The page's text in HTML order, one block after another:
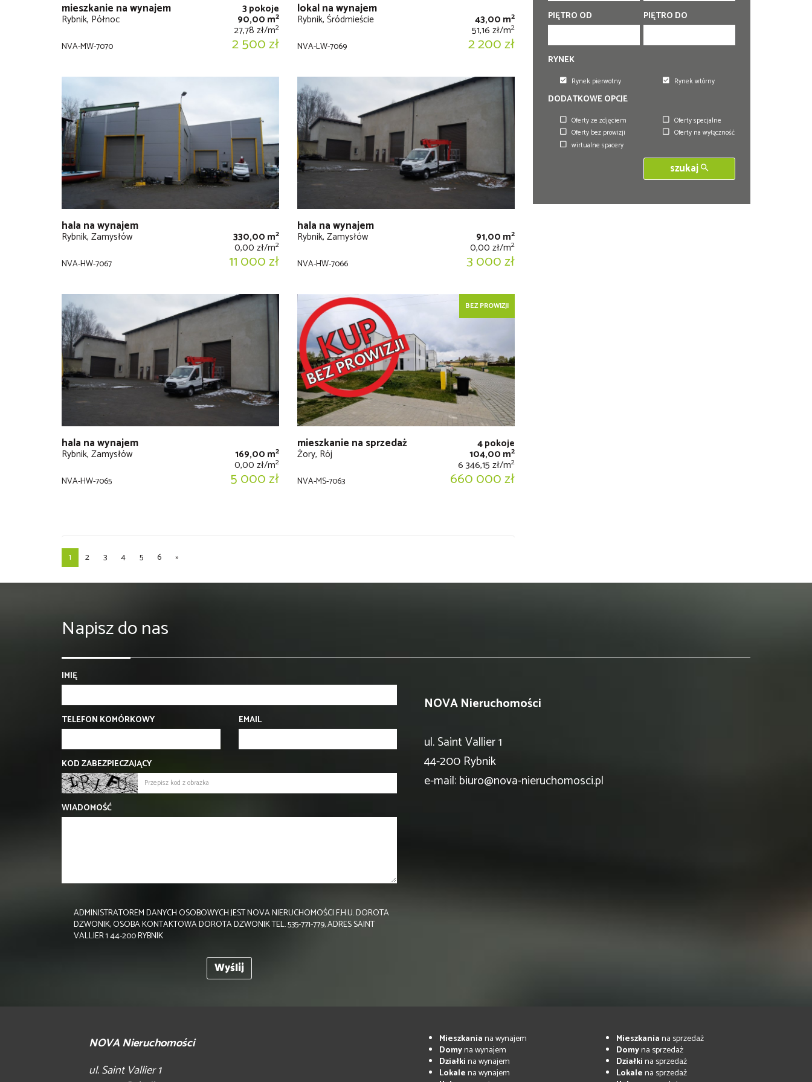
mieszkanie na wynajem
Rybnik, Północ
3 pokoje
90,00 m2
27,78 zł/m2
NVA-MW-7070 2 500 zł
lokal na wynajem
Rybnik, Śródmieście 43,00 m2
51,16 zł/m2
NVA-LW-7069 2 200 zł
hala na wynajem
Rybnik, Zamysłów 330,00 m2
0,00 zł/m2
NVA-HW-7067 11 000 zł
hala na wynajem
Rybnik, Zamysłów 91,00 m2
0,00 zł/m2
NVA-HW-7066 3 000 zł
hala na wynajem
Rybnik, Zamysłów 169,00 m2
0,00 zł/m2
NVA-HW-7065 5 000 zł
BEZ PROWIZJI
mieszkanie na sprzedaż
Żory, Rój
4 pokoje
104,00 m2
6 346,15 zł/m2
NVA-MS-7063 660 000 zł
1 2 3 4 5 6 »
PIĘTRO OD PIĘTRO DO
RYNEK
Rynek pierwotny Rynek wtórny
DODATKOWE OPCJE
Oferty ze zdjęciem
Oferty specjalne
Oferty bez prowizji
Oferty na wyłączność
wirtualne spacery
szukaj
Napisz do nas
IMIĘ
TELEFON KOMÓRKOWY EMAIL
KOD ZABEZPIECZAJĄCY
WIADOMOŚĆ
ADMINISTRATOREM DANYCH OSOBOWYCH JEST NOVA NIERUCHOMOŚCI F.H.U. DOROTA
DZWONIK, OSOBA KONTAKTOWA DOROTA DZWONIK TEL. 535-771-779, ADRES SAINT
VALLIER 1 44-200 RYBNIK
NOVA Nieruchomości
ul. Saint Vallier 1
44-200 Rybnik
e-mail:biuro@nova-nieruchomosci.pl
NOVA Nieruchomości
ul. Saint Vallier 1
Mieszkaniana wynajem
Domyna wynajem
Działkina wynajem
Lokalena wynajem
Mieszkaniana sprzedaż
Domyna sprzedaż
Działkina sprzedaż
Lokalena sprzedaż